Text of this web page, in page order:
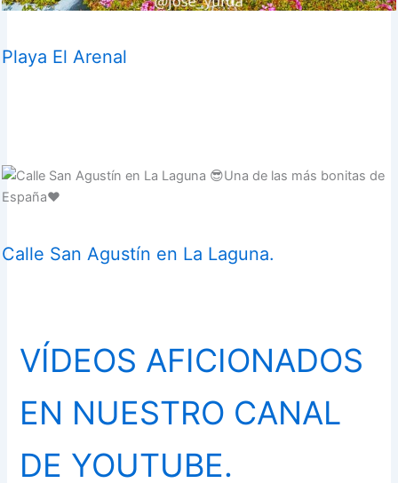
Playa El Arenal
Calle San Agustín en La Laguna.
VÍDEOS AFICIONADOS
EN NUESTRO CANAL
DE YOUTUBE.